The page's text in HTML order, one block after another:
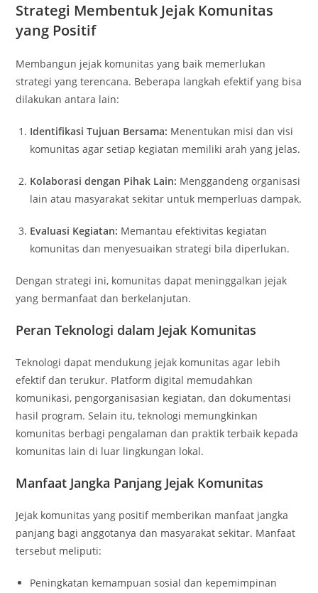
Strategi Membentuk Jejak Komunitas
yang Positif
Membangun jejak komunitas yang baik memerlukan
strategi yang terencana. Beberapa langkah efektif yang bisa
dilakukan antara lain:
Identifikasi Tujuan Bersama: Menentukan misi dan visi
komunitas agar setiap kegiatan memiliki arah yang jelas.
Kolaborasi dengan Pihak Lain: Menggandeng organisasi
lain atau masyarakat sekitar untuk memperluas dampak.
Evaluasi Kegiatan: Memantau efektivitas kegiatan
komunitas dan menyesuaikan strategi bila diperlukan.
Dengan strategi ini, komunitas dapat meninggalkan jejak
yang bermanfaat dan berkelanjutan.
Peran Teknologi dalam Jejak Komunitas
Teknologi dapat mendukung jejak komunitas agar lebih
efektif dan terukur. Platform digital memudahkan
komunikasi, pengorganisasian kegiatan, dan dokumentasi
hasil program. Selain itu, teknologi memungkinkan
komunitas berbagi pengalaman dan praktik terbaik kepada
komunitas lain di luar lingkungan lokal.
Manfaat Jangka Panjang Jejak Komunitas
Jejak komunitas yang positif memberikan manfaat jangka
panjang bagi anggotanya dan masyarakat sekitar. Manfaat
tersebut meliputi:
Peningkatan kemampuan sosial dan kepemimpinan